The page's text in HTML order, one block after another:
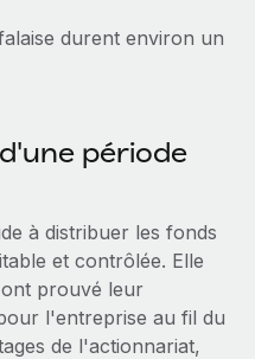
partout dans le monde
travail en toute simplicité
pour votre équipe
aux autres
pour les RH et la
des solutions RH sur
durent environ un
période
à distribuer les fonds
et contrôlée. Elle
ont prouvé leur
l'entreprise au fil du
de l'actionnariat,